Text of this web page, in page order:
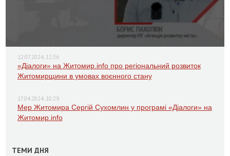
12.07.2024, 12:36
«Діалоги» на Житомир.info про регіональний розвиток
Житомирщини в умовах воєнного стану
17.04.2024, 10:29
Мер Житомира Сергій Сухомлин у програмі «Діалоги» на
Житомир.info
ТЕМИ ДНЯ